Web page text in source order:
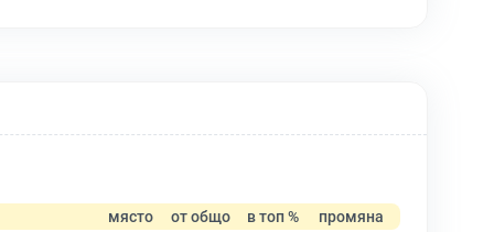
място от общо в топ %
промяна